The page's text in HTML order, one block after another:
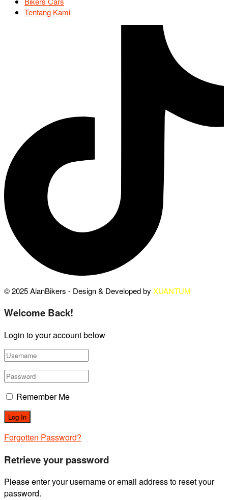
Tentang Kami
© 2025 AlanBikers - Design & Developed by XUANTUM
Welcome Back!
Login to your account below
Remember Me
Forgotten Password?
Retrieve your password
Please enter your username or email address to reset your
password.